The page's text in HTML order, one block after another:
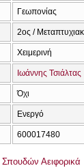
Γεωπονίας
2ος /
Χειμερινή
Ιωάννης Τσιάλτας
Όχι
Ενεργό
600017480